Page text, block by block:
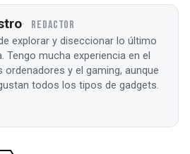
REDACTOR
explorar y diseccionar lo último
Tengo mucha experiencia en el
ordenadores y el gaming, aunque
todos los tipos de gadgets.